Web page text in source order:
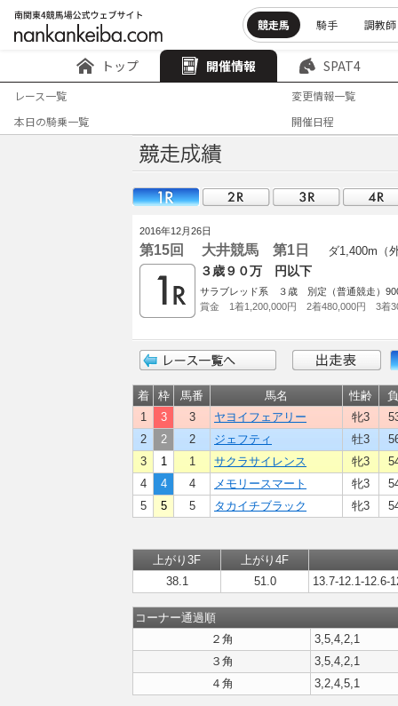
競走馬 騎手 調教師
トップ 開催情報 SPAT4
レース一覧
変更情報一覧
本日の騎乗一覧
開催日程
2016年12月26日
第15回 大井競馬 第1日 ダ1,400m（
３歳９０万 円以下
サラブレッド系 ３歳 別定（普通競走）
賞金 1着1,200,000円 2着480,000円 3着
着 枠 馬番 馬名 性齢
1
3 3 ヤヨイフェアリー 牝3
2
2 2 ジェフティ 牡3
3
1 1 サクラサイレンス 牝3
4
4 4 メモリースマート 牝3
5
5 5 タカイチブラック 牝3
上がり3F
上がり4F
38.1
51.0 13.7-12.1-12.6-
コーナー通過順
２角
3,5,4,2,1
３角
3,5,4,2,1
４角
3,2,4,5,1